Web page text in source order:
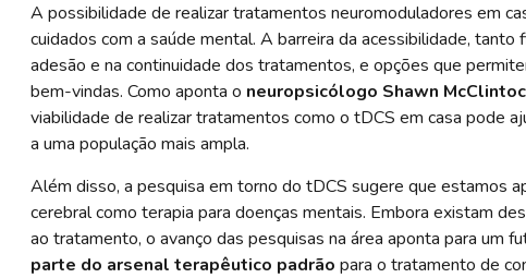
A possibilidade de realizar tratamentos neuromoduladores em
cuidados com a saúde mental. A barreira da acessibilidade,
adesão e na continuidade dos tratamentos, e opções que
bem-vindas. Como aponta o neuropsicólogo Shawn
viabilidade de realizar tratamentos como o tDCS em casa pode
a uma população mais ampla.
Além disso, a pesquisa em torno do tDCS sugere que estamos
cerebral como terapia para doenças mentais. Embora existam
ao tratamento, o avanço das pesquisas na área aponta para um
parte do arsenal terapêutico padrão para o tratamento de